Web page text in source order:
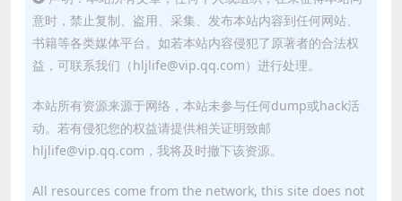
意时，禁止复制、盗用、采集、发布本站内容到任何网站、
书籍等各类媒体平台。如若本站内容侵犯了原著者的合法权
益，可联系我们（hljlife@vip.qq.com）进行处理。
本站所有资源来源于网络，本站未参与任何dump或hack活
动。若有侵犯您的权益请提供相关证明致邮
hljlife@vip.qq.com，我将及时撤下该资源。
All resources come from the network, this site does not